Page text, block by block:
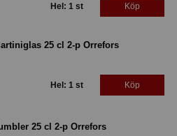
Hel: 1 st Köp
25 cl 2-p Orrefors
Hel: 1 st Köp
25 cl 2-p Orrefors